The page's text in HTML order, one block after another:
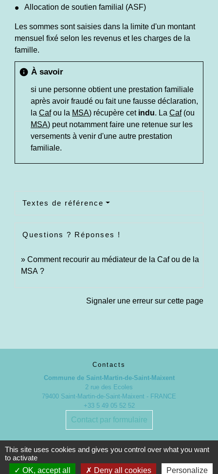
Allocation de soutien familial (ASF)
Les sommes sont saisies dans la limite d'un montant
mensuel fixé selon les revenus et les charges de la
famille.
info À savoir
si une personne obtient une prestation familiale
après avoir fraudé ou fait une fausse déclaration,
la Cafou la MSA) récupère cetindu. La Caf(ou
MSA) peut notamment faire une retenue sur les
versements à venir d'une autre prestation
familiale.
Textes de référence
Questions ? Réponses !
Comment recourir au médiateur de la Caf ou de la
MSA ?
Signaler une erreur sur cette page
Contacts
Commune de Saint-Martin-de-Saint-Maixent
2 rue des Ecoles
79400 Saint-Martin-de-Saint-Maixent - FRANCE
+33 5 49 05 52 52
Contact par formulaire
Nouveaux horaires d’ouverture de la Mairie.
À compter du 19 septembre 2022
This site uses cookies and gives you control over what you want
to activate
OK, accept all
Deny all cookies Personalize